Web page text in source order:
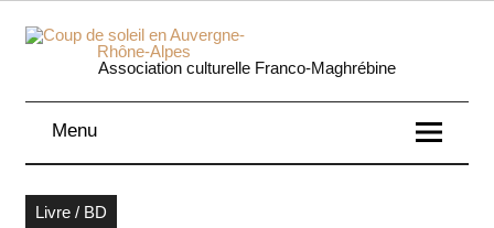
Skip
content
Coup
soleil
Association culturelle Franco-Maghrébine
Menu
Livre / BD